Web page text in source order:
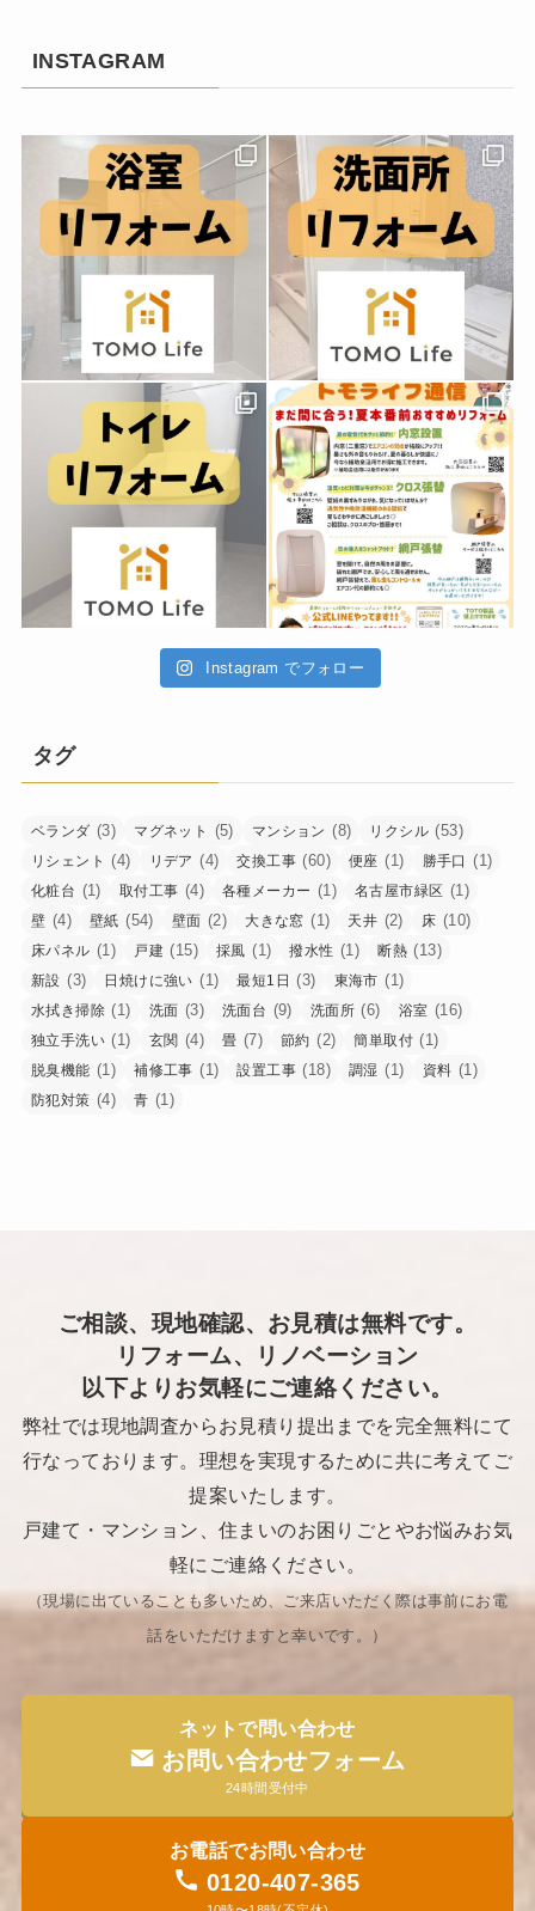
INSTAGRAM
Instagram でフォロー
タグ
ベランダ (3) マグネット (5) マンション (8) リクシル (53)
リシェント (4) リデア (4) 交換工事 (60) 便座 (1) 勝手口 (1)
化粧台 (1) 取付工事 (4) 各種メーカー (1) 名古屋市緑区 (1)
壁 (4) 壁紙 (54) 壁面 (2) 大きな窓 (1) 天井 (2) 床 (10)
床パネル (1) 戸建 (15) 採風 (1) 撥水性 (1) 断熱 (13)
新設 (3) 日焼けに強い (1) 最短1日 (3) 東海市 (1)
水拭き掃除 (1) 洗面 (3) 洗面台 (9) 洗面所 (6) 浴室 (16)
独立手洗い (1) 玄関 (4) 畳 (7) 節約 (2) 簡単取付 (1)
脱臭機能 (1) 補修工事 (1) 設置工事 (18) 調湿 (1) 資料 (1)
防犯対策 (4) 青 (1)
ご相談、現地確認、お見積は無料です。
リフォーム、リノベーション
以下よりお気軽にご連絡ください。
弊社では現地調査からお見積り提出までを完全無料にて
行なっております。理想を実現するために共に考えてご
提案いたします。
戸建て・マンション、住まいのお困りごとやお悩みお気
軽にご連絡ください。
（現場に出ていることも多いため、ご来店いただく際は事前にお電
話をいただけますと幸いです。​）
ネットで問い合わせ
お問い合わせフォーム
24時間受付中
お電話でお問い合わせ
0120-407-365